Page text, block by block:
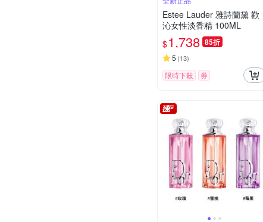
Estee Lauder 雅詩蘭黛 歡
沁女性淡香精 100ML
$1,738 85折
5 (13)
限時下殺 券